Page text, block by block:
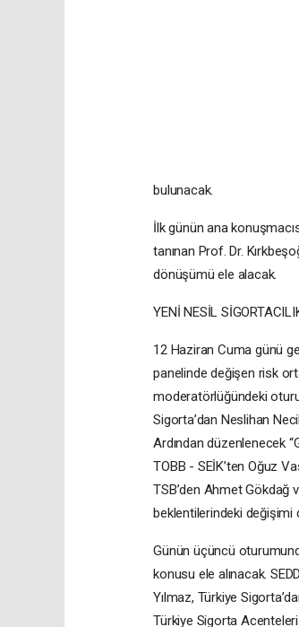
bulunacak.
İlk günün ana
tanınan Prof. Dr.
dönüşümü ele alacak.
YENİ NESİL
12 Haziran Cuma günü
panelinde değişen risk
moderatörlüğündeki
Sigorta’dan Neslihan
Ardından düzenlenecek
TOBB - SEİK’ten Oğuz
TSB’den Ahmet Gökdağ
beklentilerindeki değişimi
Günün üçüncü
konusu ele alınacak.
Yılmaz, Türkiye
Türkiye Sigorta Acenteleri